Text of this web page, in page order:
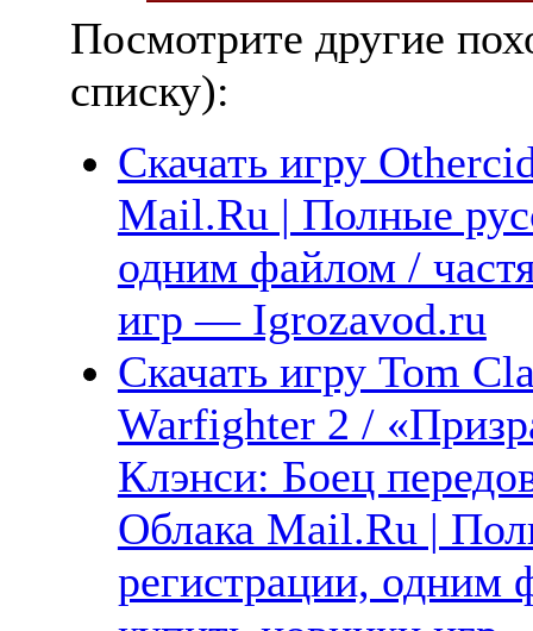
Посмотрите другие
списку):
Скачать игру
Mail.Ru | Полные
одним файлом /
игр — Igrozavod.ru
Скачать игру Tom
Warfighter 2 /
Клэнси: Боец
Облака Mail.Ru |
регистрации, одним